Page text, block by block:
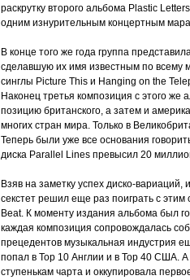
раскрутку второго альбома Plastic
одним изнурительным концертным
В конце того же года группа
сделавшую их имя известным по всему
синглы Picture This и Hanging on the
Наконец третья композиция с этого же
позицию британского, а затем и
многих стран мира. Только в
Теперь были уже все основания
диска Parallel Lines превысил 20
Взяв на заметку успех диско-
секстет решил еще раз поиграть с
Beat. К моменту издания альбома был
каждая композиция сопровождалась
прецедентов музыкальная индустрия
попал в Тор 10 Англии и в Тор 40 США.
ступенькам чарта и оккупировала